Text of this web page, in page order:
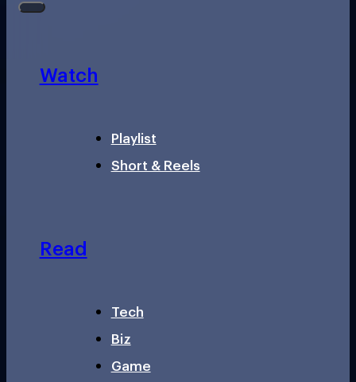
Watch
Playlist
Short & Reels
Read
Tech
Biz
Game